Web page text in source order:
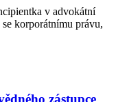
v advokátní
korporátnímu právu,
zástupce